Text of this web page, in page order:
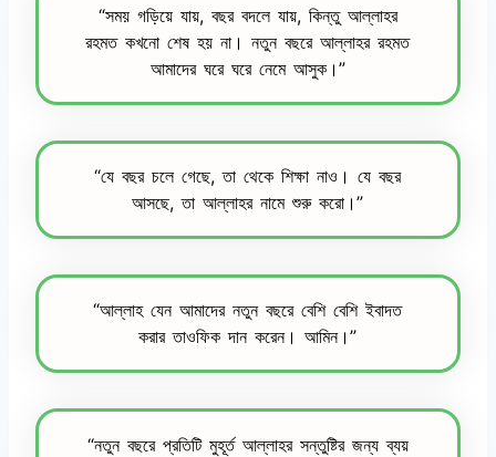
“সময় গড়িয়ে যায়, বছর বদলে যায়, কিন্তু আল্লাহর
রহমত কখনো শেষ হয় না। নতুন বছরে আল্লাহর রহমত
আমাদের ঘরে ঘরে নেমে আসুক।”
“যে বছর চলে গেছে, তা থেকে শিক্ষা নাও। যে বছর
আসছে, তা আল্লাহর নামে শুরু করো।”
“আল্লাহ যেন আমাদের নতুন বছরে বেশি বেশি ইবাদত
করার তাওফিক দান করেন। আমিন।”
“নতুন বছরে প্রতিটি মুহূর্ত আল্লাহর সন্তুষ্টির জন্য ব্যয়